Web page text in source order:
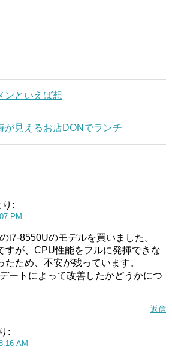
ンといえば想
が見えるお店DONでランチ
り:
PM
i7-8550Uのモデルを買いました。
すが、CPU性能をフルに発揮できな
ため、不安が残っています。
ートによって改善したかどうかにつ
返信
:
AM